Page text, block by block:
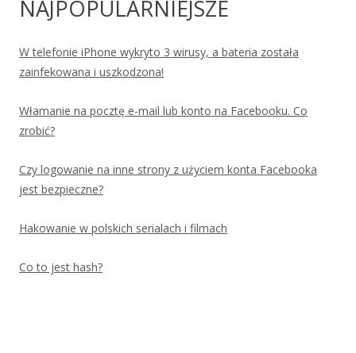
NAJPOPULARNIEJSZE
W telefonie iPhone wykryto 3 wirusy, a bateria została
zainfekowana i uszkodzona!
Włamanie na pocztę e-mail lub konto na Facebooku. Co
zrobić?
Czy logowanie na inne strony z użyciem konta Facebooka
jest bezpieczne?
Hakowanie w polskich serialach i filmach
Co to jest hash?